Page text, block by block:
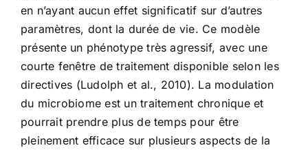
en n’ayant aucun effet significatif sur d’autres
paramètres, dont la durée de vie. Ce modèle
présente un phénotype très agressif, avec une
courte fenêtre de traitement disponible selon les
directives (Ludolph et al., 2010). La modulation
du microbiome est un traitement chronique et
pourrait prendre plus de temps pour être
pleinement efficace sur plusieurs aspects de la